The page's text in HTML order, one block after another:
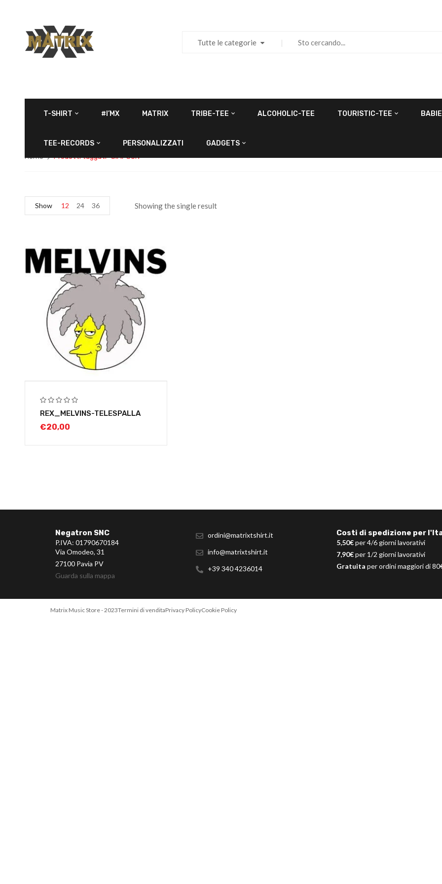
Tutte le categorie
T-SHIRT #I’MX MATRIX TRIBE-TEE ALCOHOLIC-TEE TOURISTIC-TEE
TEE-RECORDS PERSONALIZZATI GADGETS
Home Prodotti taggati “SIMPSON”
Showing the single result
Show 12 24 36
REX_MELVINS-TELESPALLA
€20,00
Negatron SNC
P.IVA: 01790670184
Via Omodeo, 31
27100 Pavia PV
Guarda sulla mappa
ordini@matrixtshirt.it
info@matrixtshirt.it
+39 340 4236014
Costi di spedizione per
5,50€per 4/6 giorni lavorativi
7,90€per 1/2 giorni lavorativi
Gratuita per ordini maggiori di
Matrix Music Store - 2023Termini di venditaPrivacy PolicyCookie Policy